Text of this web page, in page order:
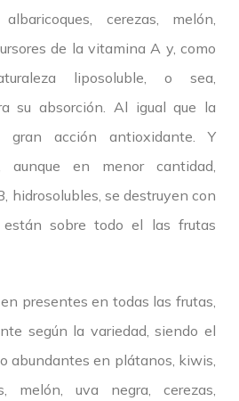
cerezas, melón,
de la vitamina A y, como
liposoluble, o sea,
su absorción. Al igual que la
acción antioxidante. Y
aunque en menor cantidad,
hidrosolubles, se destruyen con
sobre todo el las frutas
presentes en todas las frutas,
según la variedad, siendo el
abundantes en plátanos, kiwis,
melón, uva negra, cerezas,